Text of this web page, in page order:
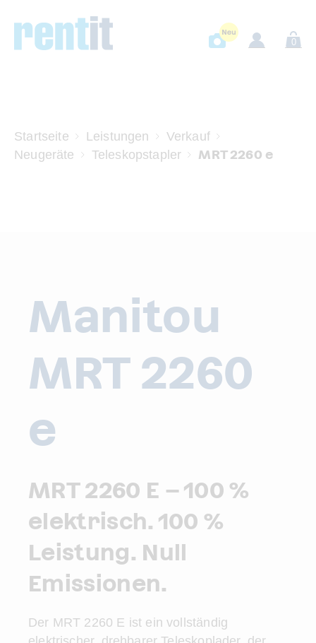
0
Startseite Leistungen
Verkauf
Neugeräte
Teleskopstapler MRT 2260 e
Manitou
MRT 2260
e
MRT 2260 E – 100 %
elektrisch. 100 %
Leistung. Null
Emissionen.
Der MRT 2260 E ist ein vollständig